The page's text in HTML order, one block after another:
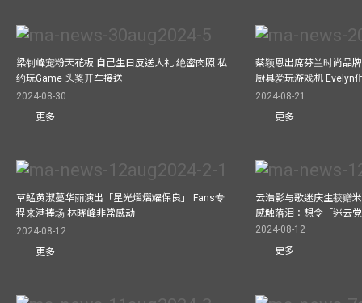
梁钊峰宠粉天花板 自己生日反送大礼 绝密肉照 私
约玩Game 头奖开车接送
2024-08-30
更多
蔡颖恩出席芬兰时尚品
厨具爱玩游戏机 Evelyn
2024-08-21
更多
草蜢黄淑蔓华丽演出「星光熠熠耀保良」 Fans专
程来港捧场 林晓峰非常感动
2024-08-12
更多
云浩影与歌迷庆生获赠
感触落泪：想令「迷云
2024-08-12
更多